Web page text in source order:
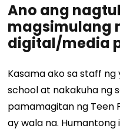
Ano ang
magsimulang
digital/media
Kasama ako sa staff
school at nakakuha ng
pamamagitan ng Teen
ay wala na.